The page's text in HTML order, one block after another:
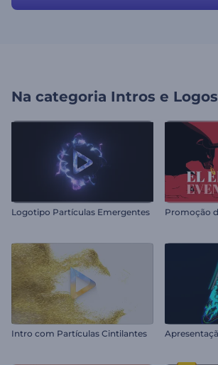
Na categoria Intros e Logos
Logotipo Partículas Emergentes
Intro com Partículas Cintilantes